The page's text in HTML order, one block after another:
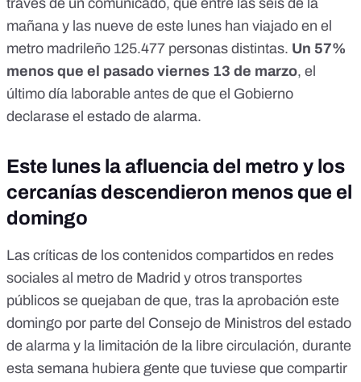
través de un comunicado, que entre las seis de la
mañana y las nueve de este lunes han viajado en el
metro madrileño 125.477 personas distintas. Un 57%
menos que el pasado viernes 13 de marzo, el
último día laborable antes de que el Gobierno
declarase el estado de alarma.
Este lunes la afluencia del metro y los
cercanías descendieron menos que el
domingo
Las críticas de los contenidos compartidos en redes
sociales al metro de Madrid y otros transportes
públicos se quejaban de que, tras la aprobación este
domingo por parte del Consejo de Ministros del estado
de alarma y la limitación de la libre circulación, durante
esta semana hubiera gente que tuviese que compartir